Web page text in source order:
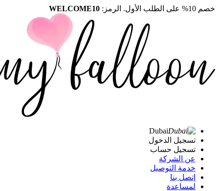
خصم 10% على الطلب الأول. الرمز: WELCOME10
Dubai
تسجيل الدخول
تسجيل حساب
عن الشركة
خدمة التوصيل
إتصل بنا
لمساعدة